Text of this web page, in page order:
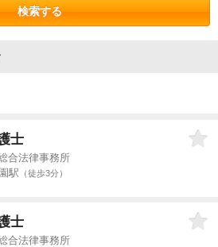
検索する
士
合法律事務所
駅 （徒歩3分）
士
合法律事務所